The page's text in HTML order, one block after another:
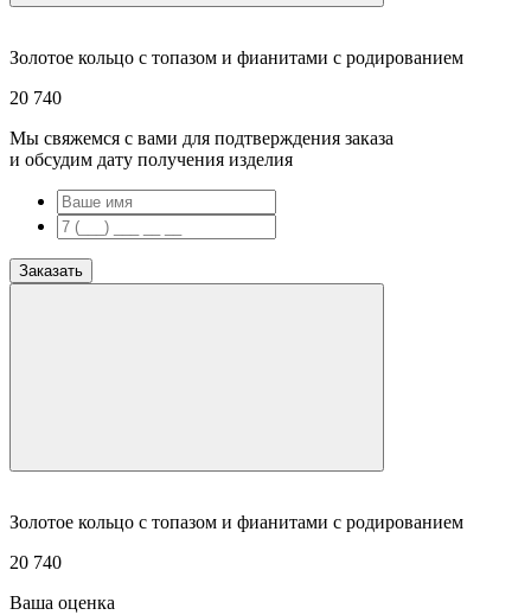
Золотое кольцо с топазом и фианитами с родированием
20 740
Мы свяжемся с вами для подтверждения заказа
и обсудим дату получения изделия
Заказать
Золотое кольцо с топазом и фианитами с родированием
20 740
Ваша оценка